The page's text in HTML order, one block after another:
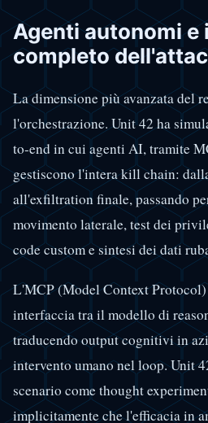
Agenti autonomi e
completo
La dimensione più avanzata del
l'orchestrazione. Unit 42 ha
to-end in cui agenti AI, tramite
gestiscono l'intera kill chain:
all'exfiltration finale, passando
movimento laterale, test dei
code custom e sintesi dei dati
L'MCP (Model Context Protocol)
interfaccia tra il modello di
traducendo output cognitivi in
intervento umano nel loop. Unit
scenario come thought
implicitamente che l'efficacia in